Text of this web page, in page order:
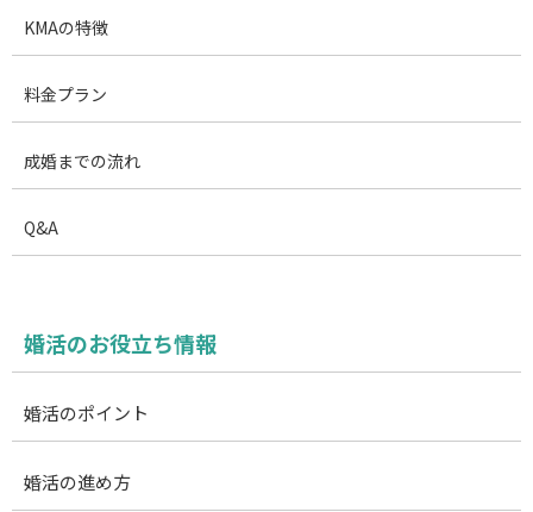
KMAの特徴
料金プラン
成婚までの流れ
Q&A
婚活のお役立ち情報
婚活のポイント
婚活の進め方